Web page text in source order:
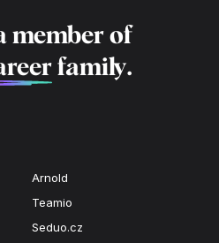
member of
family.
Arnold
Teamio
Seduo.cz